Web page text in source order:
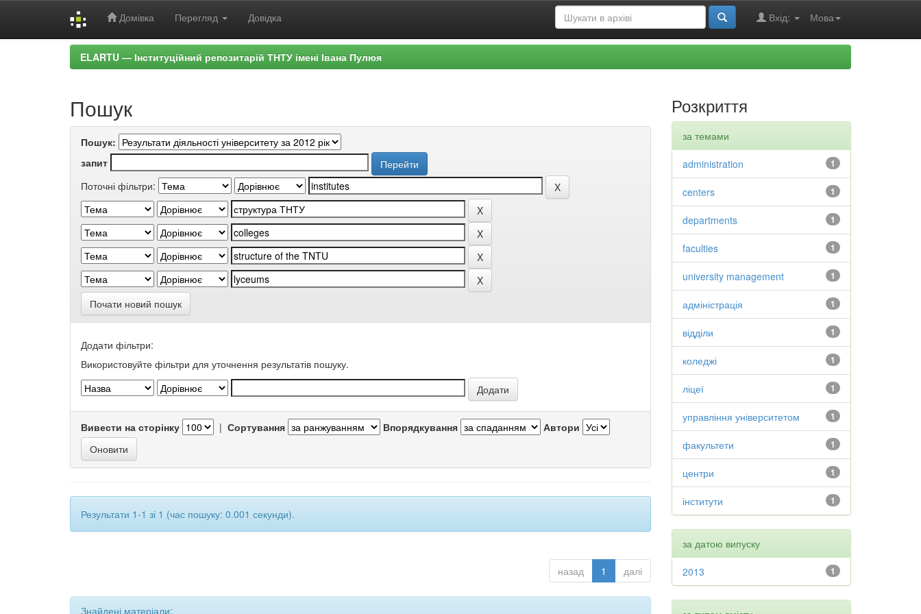
Домівка Перегляд Довідка Мова
Вхід:
ELARTU — Інституційний репозитарій ТНТУ імені Івана Пулюя
Пошук
Пошук:
запит
Поточні фільтри:
Почати новий пошук
Додати фільтри:
Використовуйте фільтри для уточнення результатів пошуку.
Вивести на сторінку | Сортування Впорядкування Автори
Результати 1-1 зі 1 (час пошуку: 0.001 секунди).
назад 1 далі
Знайдені матеріали:
Розкриття
за темами
1
administration
1
centers
1
departments
1
faculties
1
university management
1
адміністрація
1
відділи
1
коледжі
1
ліцеї
1
управління університетом
1
факультети
1
центри
1
інститути
за датою випуску
1
2013